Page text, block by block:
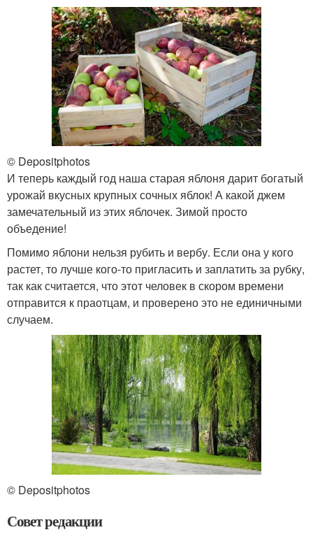
© Depositphotos
И теперь каждый год наша старая яблоня дарит богатый
урожай вкусных крупных сочных яблок! А какой джем
замечательный из этих яблочек. Зимой просто
объедение!
Помимо яблони нельзя рубить и вербу. Если она у кого
растет, то лучше кого-то пригласить и заплатить за рубку,
так как считается, что этот человек в скором времени
отправится к праотцам, и проверено это не единичными
случаем.
© Depositphotos
Совет редакции